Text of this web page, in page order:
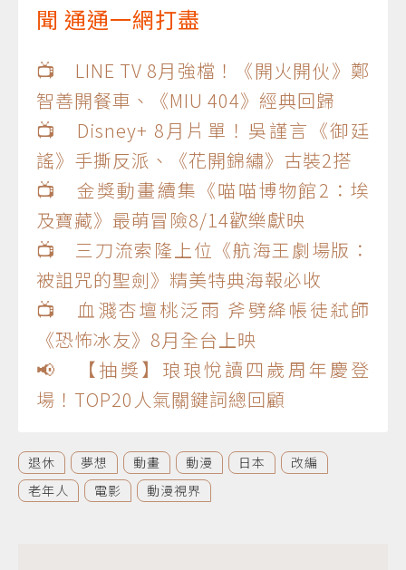
聞 通通一網打盡
📺 LINE TV 8月強檔！《開火開伙》鄭
智善開餐車、《MIU 404》經典回歸
📺 Disney+ 8月片單！吳謹言《御廷
謠》手撕反派、《花開錦繡》古裝2搭
📺 金獎動畫續集《喵喵博物館2：埃
及寶藏》最萌冒險8/14歡樂獻映
📺 三刀流索隆上位《航海王劇場版：
被詛咒的聖劍》精美特典海報必收
📺 血濺杏壇桃泛雨 斧劈絳帳徒弒師
《恐怖冰友》8月全台上映
📢 【抽獎】琅琅悅讀四歲周年慶登
場！TOP20人氣關鍵詞總回顧
退休 夢想 動畫 動漫 日本
改編
老年人
電影 動漫視界